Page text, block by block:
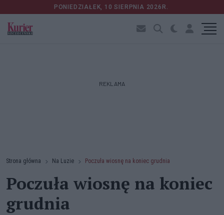
PONIEDZIAŁEK, 10 SIERPNIA 2026R.
REKLAMA
Strona główna Na Luzie Poczuła wiosnę na koniec grudnia
Poczuła wiosnę na koniec
grudnia